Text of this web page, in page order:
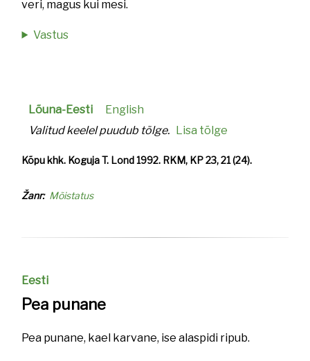
veri, magus kui mesi.
Vastus
Lõuna-Eesti
English
Valitud keelel puudub tõlge. Lisa tõlge
Kõpu khk. Koguja T. Lond 1992. RKM, KP 23, 21 (24).
Žanr Mõistatus
Eesti
Pea punane
Pea punane, kael karvane, ise alaspidi ripub.